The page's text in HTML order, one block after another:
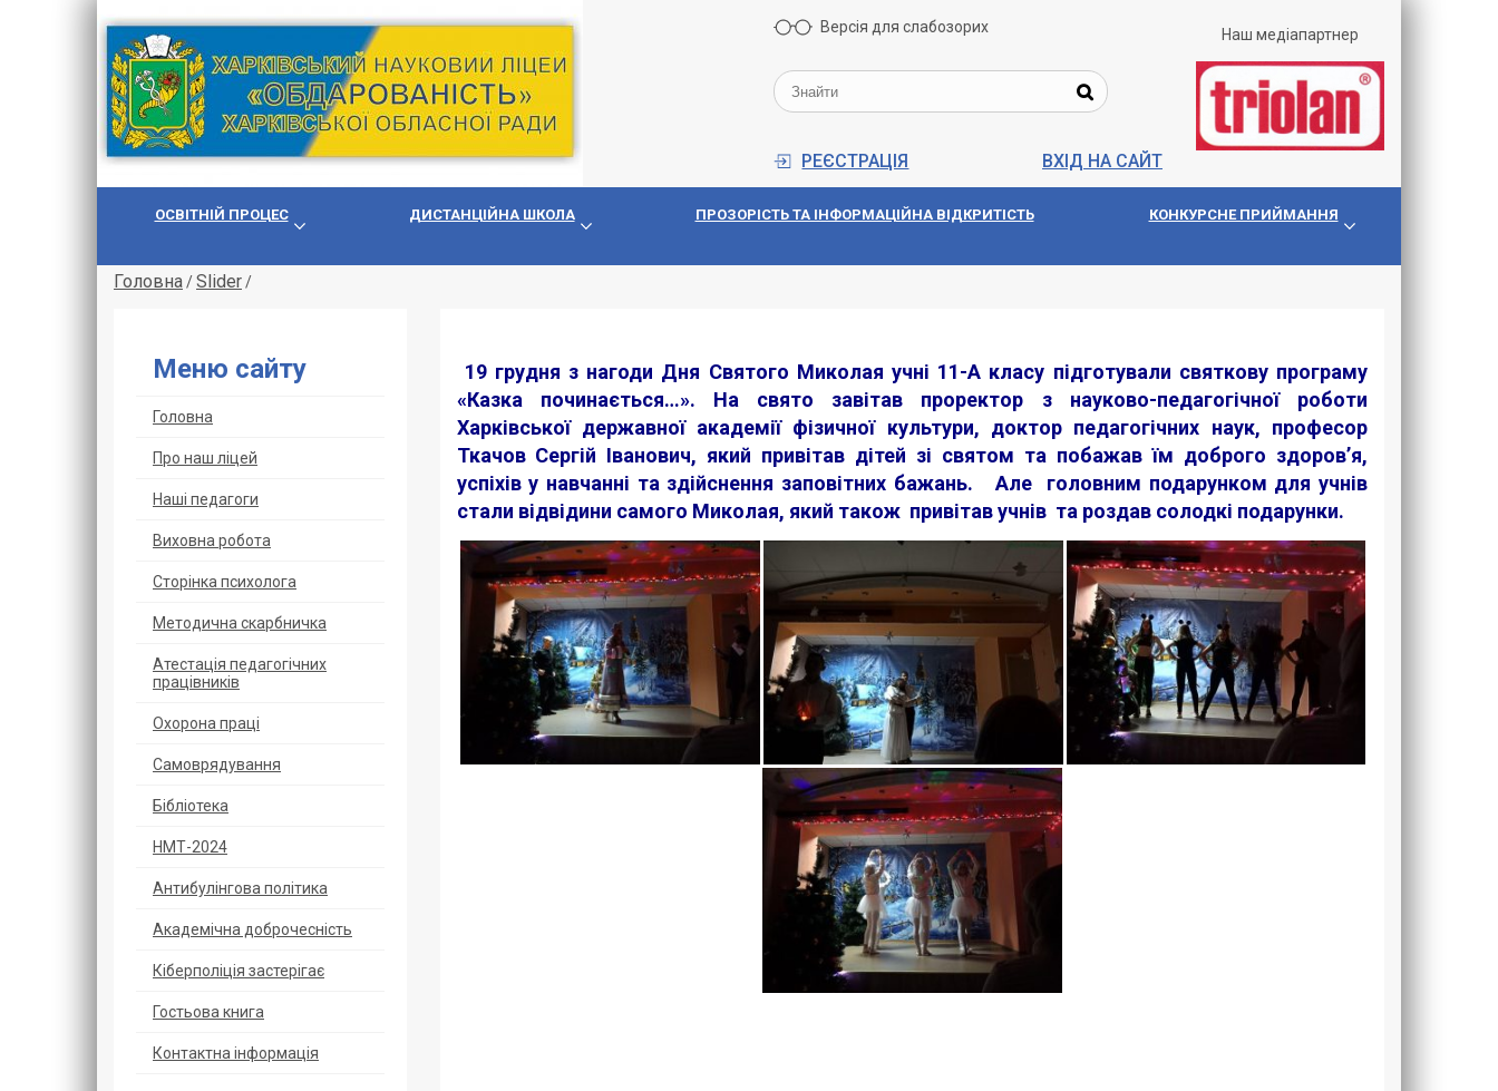
Версія для слабозорих
РЕЄСТРАЦІЯ ВХІД НА САЙТ
Наш медіапартнер
ОСВІТНІЙ ПРОЦЕС ДИСТАНЦІЙНА ШКОЛА ПРОЗОРIСТЬ ТА IНФОРМАЦIЙНА ВIДКРИТIСТЬ КОНКУРСНЕ ПРИЙМАННЯ
Головна/Slider/
Меню сайту
Головна
Про наш ліцей
Наші педагоги
Виховна робота
Сторінка психолога
Методична скарбничка
Атестація педагогічних
працівників
Охорoна прaці
Самоврядування
Бібліотека
НМТ-2024
Антибулінгова політика
Академічна доброчесність
Кіберполіція застерігає
Гостьова книга
Контактна інформація
19 грудня з нагоди Дня Святого Миколая учні 11-А класу підготували святкову програму
«Казка починається…». На свято завітав проректор з науково-педагогічної роботи
Харківської державної академії фізичної культури, доктор педагогічних наук, професор
Ткачов Сергій Іванович, який привітав дітей зі святом та побажав їм доброго здоров’я,
успіхів у навчанні та здійснення заповітних бажань. Але головним подарунком для учнів
стали відвідини самого Миколая, який також привітав учнів та роздав солодкі подарунки.